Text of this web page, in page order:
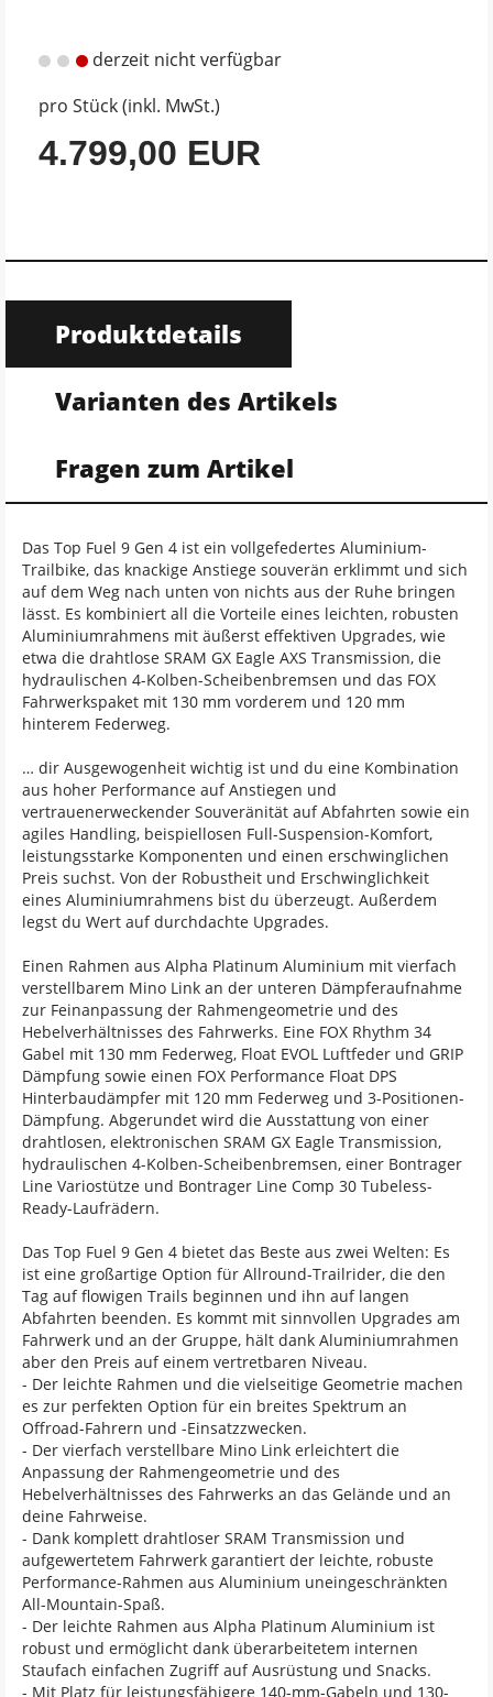
derzeit nicht verfügbar
pro Stück (inkl. MwSt.)
4.799,00 EUR
Produktdetails
Varianten des Artikels
Fragen zum Artikel
Das Top Fuel 9 Gen 4 ist ein vollgefedertes Aluminium-
Trailbike, das knackige Anstiege souverän erklimmt und sich
auf dem Weg nach unten von nichts aus der Ruhe bringen
lässt. Es kombiniert all die Vorteile eines leichten, robusten
Aluminiumrahmens mit äußerst effektiven Upgrades, wie
etwa die drahtlose SRAM GX Eagle AXS Transmission, die
hydraulischen 4-Kolben-Scheibenbremsen und das FOX
Fahrwerkspaket mit 130 mm vorderem und 120 mm
hinterem Federweg.
… dir Ausgewogenheit wichtig ist und du eine Kombination
aus hoher Performance auf Anstiegen und
vertrauenerweckender Souveränität auf Abfahrten sowie ein
agiles Handling, beispiellosen Full-Suspension-Komfort,
leistungsstarke Komponenten und einen erschwinglichen
Preis suchst. Von der Robustheit und Erschwinglichkeit
eines Aluminiumrahmens bist du überzeugt. Außerdem
legst du Wert auf durchdachte Upgrades.
Einen Rahmen aus Alpha Platinum Aluminium mit vierfach
verstellbarem Mino Link an der unteren Dämpferaufnahme
zur Feinanpassung der Rahmengeometrie und des
Hebelverhältnisses des Fahrwerks. Eine FOX Rhythm 34
Gabel mit 130 mm Federweg, Float EVOL Luftfeder und GRIP
Dämpfung sowie einen FOX Performance Float DPS
Hinterbaudämpfer mit 120 mm Federweg und 3-Positionen-
Dämpfung. Abgerundet wird die Ausstattung von einer
drahtlosen, elektronischen SRAM GX Eagle Transmission,
hydraulischen 4-Kolben-Scheibenbremsen, einer Bontrager
Line Variostütze und Bontrager Line Comp 30 Tubeless-
Ready-Laufrädern.
Das Top Fuel 9 Gen 4 bietet das Beste aus zwei Welten: Es
ist eine großartige Option für Allround-Trailrider, die den
Tag auf flowigen Trails beginnen und ihn auf langen
Abfahrten beenden. Es kommt mit sinnvollen Upgrades am
Fahrwerk und an der Gruppe, hält dank Aluminiumrahmen
aber den Preis auf einem vertretbaren Niveau.
- Der leichte Rahmen und die vielseitige Geometrie machen
es zur perfekten Option für ein breites Spektrum an
Offroad-Fahrern und -Einsatzzwecken.
- Der vierfach verstellbare Mino Link erleichtert die
Anpassung der Rahmengeometrie und des
Hebelverhältnisses des Fahrwerks an das Gelände und an
deine Fahrweise.
- Dank komplett drahtloser SRAM Transmission und
aufgewertetem Fahrwerk garantiert der leichte, robuste
Performance-Rahmen aus Aluminium uneingeschränkten
All-Mountain-Spaß.
- Der leichte Rahmen aus Alpha Platinum Aluminium ist
robust und ermöglicht dank überarbeitetem internen
Staufach einfachen Zugriff auf Ausrüstung und Snacks.
- Mit Platz für leistungsfähigere 140-mm-Gabeln und 130-